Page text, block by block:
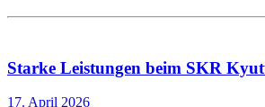
Starke Leistungen beim SKR
17. April 2026